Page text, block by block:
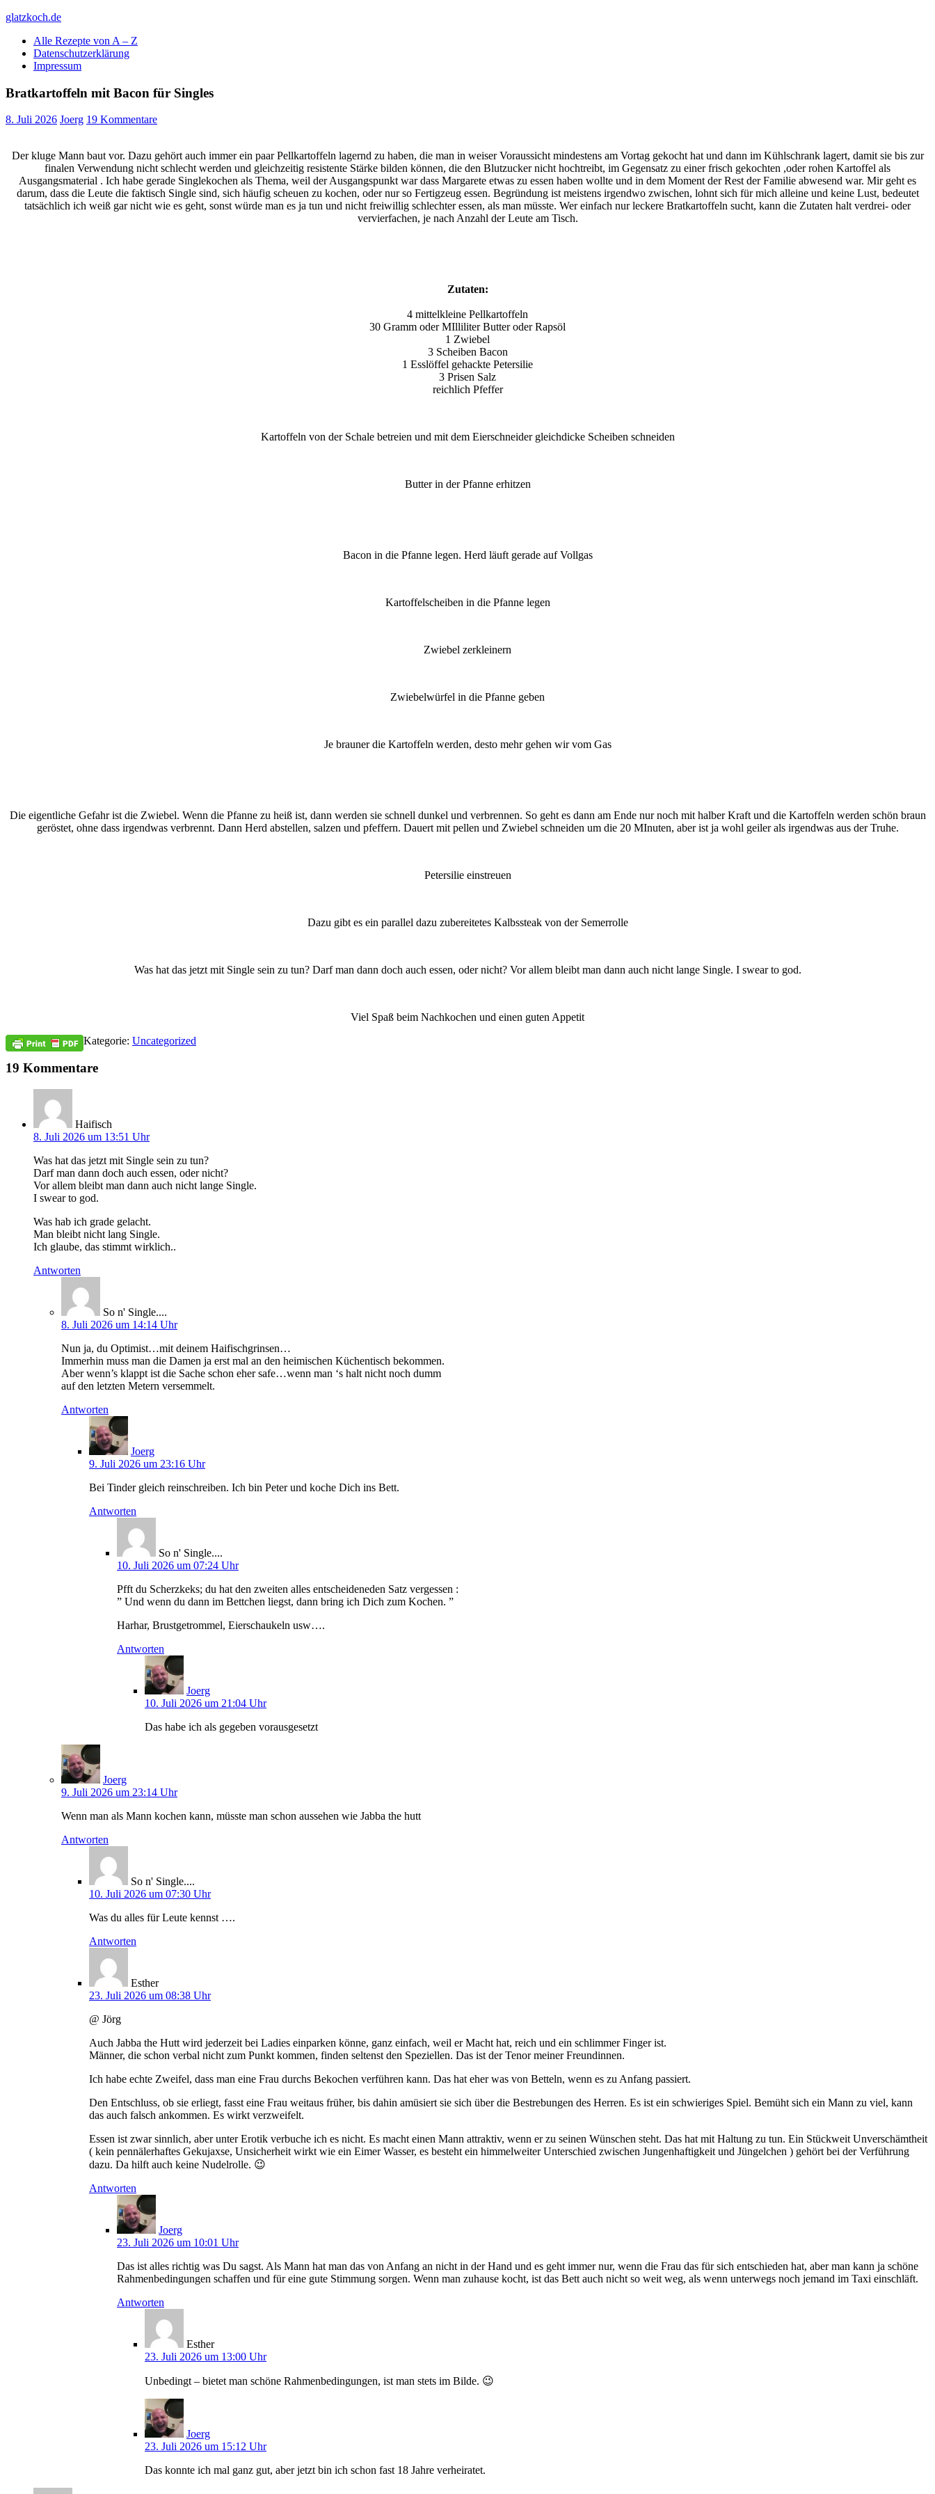
Skip
content
glatzkoch.de
Kochen für Doofe und Genießer
Alle Rezepte von A – Z
Datenschutzerklärung
Impressum
Bratkartoffeln mit Bacon für Singles
8. Juli 2026 Joerg 19 Kommentare
Der kluge Mann baut vor. Dazu gehört auch immer ein paar Pellkartoffeln lagernd zu haben, die man in weiser Voraussicht mindestens am Vortag gekocht hat und dann im Kühlschrank lagert, damit sie bis zur
finalen Verwendung nicht schlecht werden und gleichzeitig resistente Stärke bilden können, die den Blutzucker nicht hochtreibt, im Gegensatz zu einer frisch gekochten ,oder rohen Kartoffel als
Ausgangsmaterial . Ich habe gerade Singlekochen als Thema, weil der Ausgangspunkt war dass Margarete etwas zu essen haben wollte und in dem Moment der Rest der Familie abwesend war. Mir geht es
darum, dass die Leute die faktisch Single sind, sich häufig scheuen zu kochen, oder nur so Fertigzeug essen. Begründung ist meistens irgendwo zwischen, lohnt sich für mich alleine und keine Lust, bedeutet
tatsächlich ich weiß gar nicht wie es geht, sonst würde man es ja tun und nicht freiwillig schlechter essen, als man müsste. Wer einfach nur leckere Bratkartoffeln sucht, kann die Zutaten halt verdrei- oder
vervierfachen, je nach Anzahl der Leute am Tisch.
Zutaten:
4 mittelkleine Pellkartoffeln
30 Gramm oder MIlliliter Butter oder Rapsöl
1 Zwiebel
3 Scheiben Bacon
1 Esslöffel gehackte Petersilie
3 Prisen Salz
reichlich Pfeffer
Kartoffeln von der Schale betreien und mit dem Eierschneider gleichdicke Scheiben schneiden
Butter in der Pfanne erhitzen
Bacon in die Pfanne legen. Herd läuft gerade auf Vollgas
Kartoffelscheiben in die Pfanne legen
Zwiebel zerkleinern
Zwiebelwürfel in die Pfanne geben
Je brauner die Kartoffeln werden, desto mehr gehen wir vom Gas
Die eigentliche Gefahr ist die Zwiebel. Wenn die Pfanne zu heiß ist, dann werden sie schnell dunkel und verbrennen. So geht es dann am Ende nur noch mit halber Kraft und die Kartoffeln werden schön braun
geröstet, ohne dass irgendwas verbrennt. Dann Herd abstellen, salzen und pfeffern. Dauert mit pellen und Zwiebel schneiden um die 20 MInuten, aber ist ja wohl geiler als irgendwas aus der Truhe.
Petersilie einstreuen
Dazu gibt es ein parallel dazu zubereitetes Kalbssteak von der Semerrolle
Was hat das jetzt mit Single sein zu tun? Darf man dann doch auch essen, oder nicht? Vor allem bleibt man dann auch nicht lange Single. I swear to god.
Viel Spaß beim Nachkochen und einen guten Appetit
Kategorie: Uncategorized
19 Kommentare
Haifisch
8. Juli 2026 um 13:51 Uhr
Was hat das jetzt mit Single sein zu tun?
Darf man dann doch auch essen, oder nicht?
Vor allem bleibt man dann auch nicht lange Single.
I swear to god.
Was hab ich grade gelacht.
Man bleibt nicht lang Single.
Ich glaube, das stimmt wirklich..
Antworten
So n' Single....
8. Juli 2026 um 14:14 Uhr
Nun ja, du Optimist…mit deinem Haifischgrinsen…
Immerhin muss man die Damen ja erst mal an den heimischen Küchentisch bekommen.
Aber wenn’s klappt ist die Sache schon eher safe…wenn man ‘s halt nicht noch dumm
auf den letzten Metern versemmelt.
Antworten
Joerg
9. Juli 2026 um 23:16 Uhr
Bei Tinder gleich reinschreiben. Ich bin Peter und koche Dich ins Bett.
Antworten
So n' Single....
10. Juli 2026 um 07:24 Uhr
Pfft du Scherzkeks; du hat den zweiten alles entscheideneden Satz vergessen :
” Und wenn du dann im Bettchen liegst, dann bring ich Dich zum Kochen. ”
Harhar, Brustgetrommel, Eierschaukeln usw….
Antworten
Joerg
10. Juli 2026 um 21:04 Uhr
Das habe ich als gegeben vorausgesetzt
Joerg
9. Juli 2026 um 23:14 Uhr
Wenn man als Mann kochen kann, müsste man schon aussehen wie Jabba the hutt
Antworten
So n' Single....
10. Juli 2026 um 07:30 Uhr
Was du alles für Leute kennst ….
Antworten
Esther
23. Juli 2026 um 08:38 Uhr
@ Jörg
Auch Jabba the Hutt wird jederzeit bei Ladies einparken könne, ganz einfach, weil er Macht hat, reich und ein schlimmer Finger ist.
Männer, die schon verbal nicht zum Punkt kommen, finden seltenst den Speziellen. Das ist der Tenor meiner Freundinnen.
Ich habe echte Zweifel, dass man eine Frau durchs Bekochen verführen kann. Das hat eher was von Betteln, wenn es zu Anfang passiert.
Den Entschluss, ob sie erliegt, fasst eine Frau weitaus früher, bis dahin amüsiert sie sich über die Bestrebungen des Herren. Es ist ein schwieriges Spiel. Bemüht sich ein Mann zu viel, kann
das auch falsch ankommen. Es wirkt verzweifelt.
Essen ist zwar sinnlich, aber unter Erotik verbuche ich es nicht. Es macht einen Mann attraktiv, wenn er zu seinen Wünschen steht. Das hat mit Haltung zu tun. Ein Stückweit Unverschämtheit
( kein pennälerhaftes Gekujaxse, Unsicherheit wirkt wie ein Eimer Wasser, es besteht ein himmelweiter Unterschied zwischen Jungenhaftigkeit und Jüngelchen ) gehört bei der Verführung
dazu. Da hilft auch keine Nudelrolle. 😉
Antworten
Joerg
23. Juli 2026 um 10:01 Uhr
Das ist alles richtig was Du sagst. Als Mann hat man das von Anfang an nicht in der Hand und es geht immer nur, wenn die Frau das für sich entschieden hat, aber man kann ja schöne
Rahmenbedingungen schaffen und für eine gute Stimmung sorgen. Wenn man zuhause kocht, ist das Bett auch nicht so weit weg, als wenn unterwegs noch jemand im Taxi einschläft.
Antworten
Esther
23. Juli 2026 um 13:00 Uhr
Unbedingt – bietet man schöne Rahmenbedingungen, ist man stets im Bilde. 😉
Joerg
23. Juli 2026 um 15:12 Uhr
Das konnte ich mal ganz gut, aber jetzt bin ich schon fast 18 Jahre verheiratet.